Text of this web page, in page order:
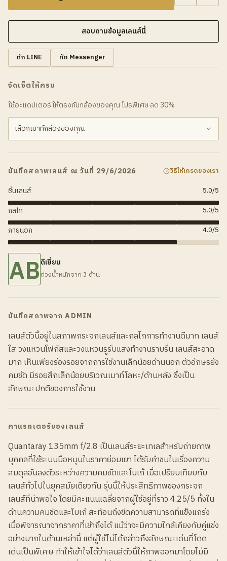
สอบถามข้อมูลเลนส์นี้
ทัก LINE ทัก Messenger
จัดเซ็ตให้ครบ
ใช้อะแดปเตอร์ให้ตรงกับกล้องของคุณ โปรพิเศษ ลด 30%
บันทึกสภาพเลนส์ ณ วันที่ 29/6/2026 วิธีให้เกรดของเรา
ชิ้นเลนส์ 5.0/5
กลไก 5.0/5
ภายนอก 4.0/5
ABดีเยี่ยม
ถ่วงน้ำหนักจาก 3 ด้าน
บันทึกสภาพจาก ADMIN
เลนส์ตัวนี้อยู่ในสภาพกระจกเลนส์และกลไกการทำงานดีมาก เลนส์
ใส วงแหวนโฟกัสและวงแหวนรูรับแสงทำงานราบรื่น เลนส์สะอาด
มาก เห็นเพียงร่องรอยจากการใช้งานเล็กน้อยด้านนอก ตัวอักษรยัง
คมชัด มีรอยสึกเล็กน้อยบริเวณเมาท์โลหะ/ด้านหลัง ซึ่งเป็น
ลักษณะปกติของการใช้งาน
คาแรกเตอร์ของเลนส์
Quantaray 135mm f/2.8 เป็นเลนส์ระยะเทเลสำหรับถ่ายภาพ
บุคคลที่ใช้ระบบมือหมุนในราคาย่อมเยา ได้รับคำชมในเรื่องความ
สมดุลอันลงตัวระหว่างความคมชัดและโบเก้ เมื่อเปรียบเทียบกับ
เลนส์ทั่วไปในยุคสมัยเดียวกัน รุ่นนี้ให้ประสิทธิภาพของกระจก
เลนส์ที่น่าพอใจ โดยมีคะแนนเฉลี่ยจากผู้ใช้อยู่ที่ราว 4.25/5 ทั้งใน
ด้านความคมชัดและโบเก้ สะท้อนถึงขีดความสามารถที่แข็งแกร่ง
เมื่อพิจารณาจากราคาที่เข้าถึงได้ แม้ว่าจะมีความใกล้เคียงกับคู่แข่ง
อย่างมากในด้านเหล่านี้ แต่ผู้ใช้ไม่ได้กล่าวถึงลักษณะเด่นที่โดด
เด่นเป็นพิเศษ ทำให้เข้าใจได้ว่าเลนส์ตัวนี้ให้ภาพออกมาโดยไม่มี